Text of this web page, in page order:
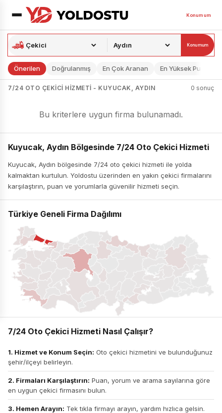
Konumum
Konumum
Önerilen Doğrulanmış En Çok Aranan En Yüksek Puan
7/24 OTO ÇEKICI HIZMETI - KUYUCAK, AYDIN 0 sonuç
Bu kriterlere uygun firma bulunamadı.
Kuyucak, Aydın Bölgesinde 7/24 Oto Çekici Hizmeti
Kuyucak, Aydın bölgesinde 7/24 oto çekici hizmeti ile yolda
kalmaktan kurtulun. Yoldostu üzerinden en yakın çekici firmalarını
karşılaştırın, puan ve yorumlarla güvenilir hizmeti seçin.
Türkiye Geneli Firma Dağılımı
7/24 Oto Çekici Hizmeti Nasıl Çalışır?
1. Hizmet ve Konum Seçin: Oto çekici hizmetini ve bulunduğunuz
şehir/ilçeyi belirleyin.
2. Firmaları Karşılaştırın: Puan, yorum ve arama sayılarına göre
en uygun çekici firmasını bulun.
3. Hemen Arayın: Tek tıkla firmayı arayın, yardım hızlıca gelsin.